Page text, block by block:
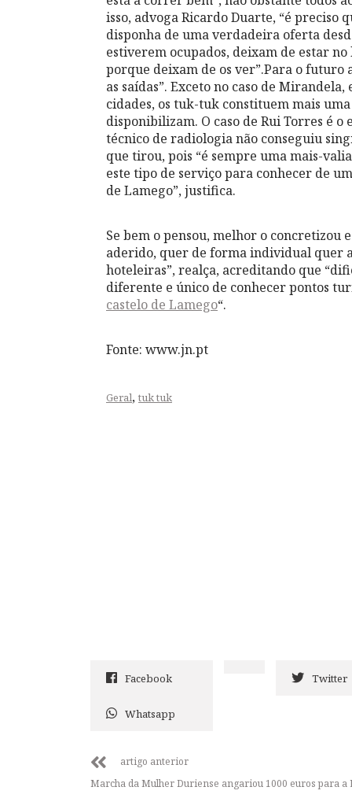
isso, advoga Ricardo Duarte, “é
disponha de uma verdadeira oferta
estiverem ocupados, deixam de estar
porque deixam de os ver”.Para o
as saídas”. Exceto no caso de
cidades, os tuk-tuk constituem mais
disponibilizam. O caso de Rui Torres é o
técnico de radiologia não conseguiu
que tirou, pois “é sempre uma mais-
este tipo de serviço para conhecer de
de Lamego”, justifica.
Se bem o pensou, melhor o concretizou
aderido, quer de forma individual quer
hoteleiras”, realça, acreditando que
diferente e único de conhecer pontos
castelo de Lamego“.
Fonte: www.jn.pt
Geral, tuk tuk
Facebook Twitter
Whatsapp
artigo anterior
Marcha da Mulher Duriense angariou 1000 euros para a